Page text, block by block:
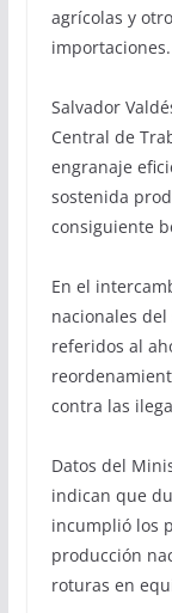
agrícolas y
importaciones.
Salvador
Central de
engranaje
sostenida
consiguiente
En el
nacionales
referidos al
contra las
Datos del
indican que
incumplió los
producción
roturas en